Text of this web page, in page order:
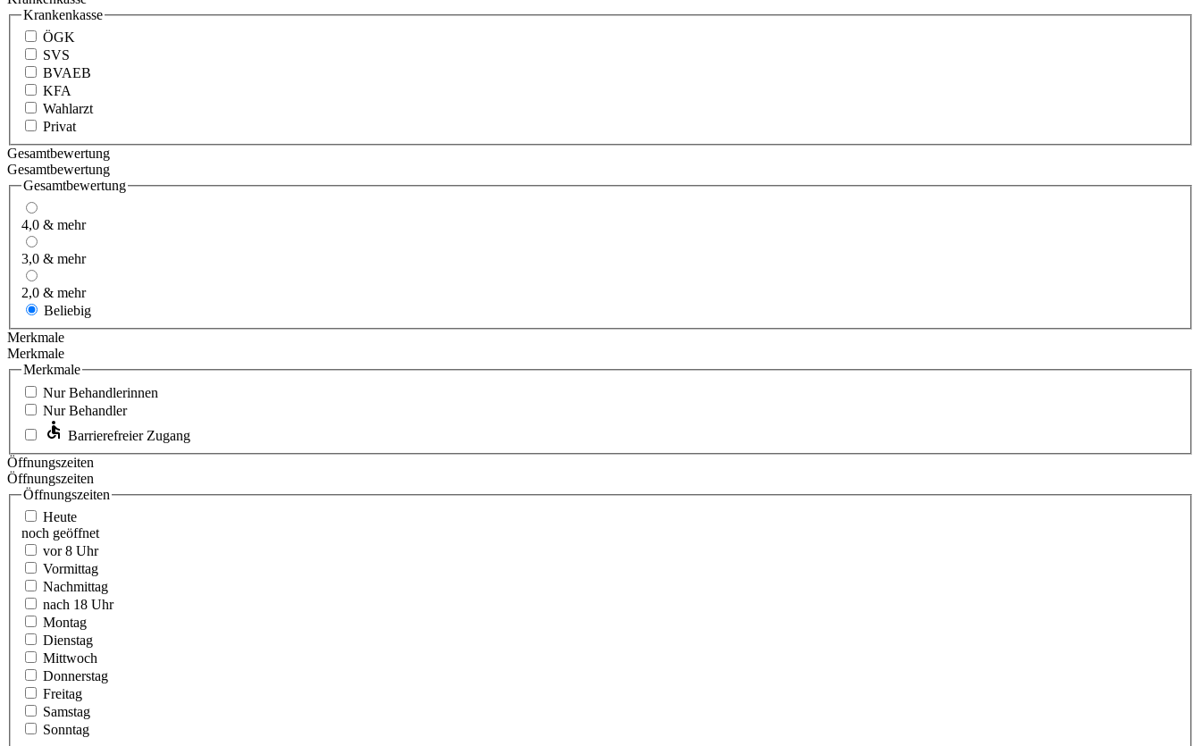
Krankenkasse
ÖGK
SVS
BVAEB
KFA
Wahlarzt
Privat
Gesamtbewertung
Gesamtbewertung
Gesamtbewertung
4,0 & mehr
3,0 & mehr
2,0 & mehr
Beliebig
Merkmale
Merkmale
Merkmale
Nur Behandlerinnen
Nur Behandler
Barrierefreier Zugang
Öffnungszeiten
Öffnungszeiten
Öffnungszeiten
Heute
noch geöffnet
vor 8 Uhr
Vormittag
Nachmittag
nach 18 Uhr
Montag
Dienstag
Mittwoch
Donnerstag
Freitag
Samstag
Sonntag